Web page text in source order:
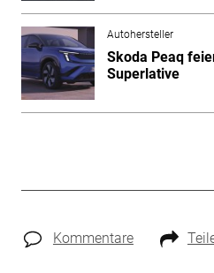
Autohersteller
Skoda Peaq
Superlative
Kommentare